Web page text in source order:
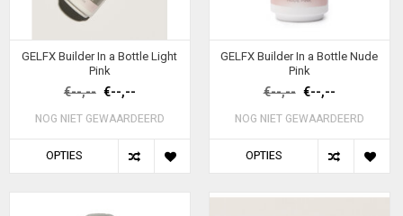
GELFX Builder In a Bottle Light
Pink
€--,-- €--,--
NOG NIET GEWAARDEERD
OPTIES
GELFX Builder In a Bottle Nude
Pink
€--,-- €--,--
NOG NIET GEWAARDEERD
OPTIES